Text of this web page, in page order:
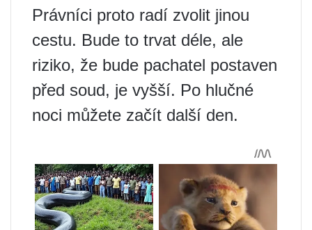
Právníci proto radí zvolit jinou
cestu. Bude to trvat déle, ale
riziko, že bude pachatel postaven
před soud, je vyšší. Po hlučné
noci můžete začít další den.